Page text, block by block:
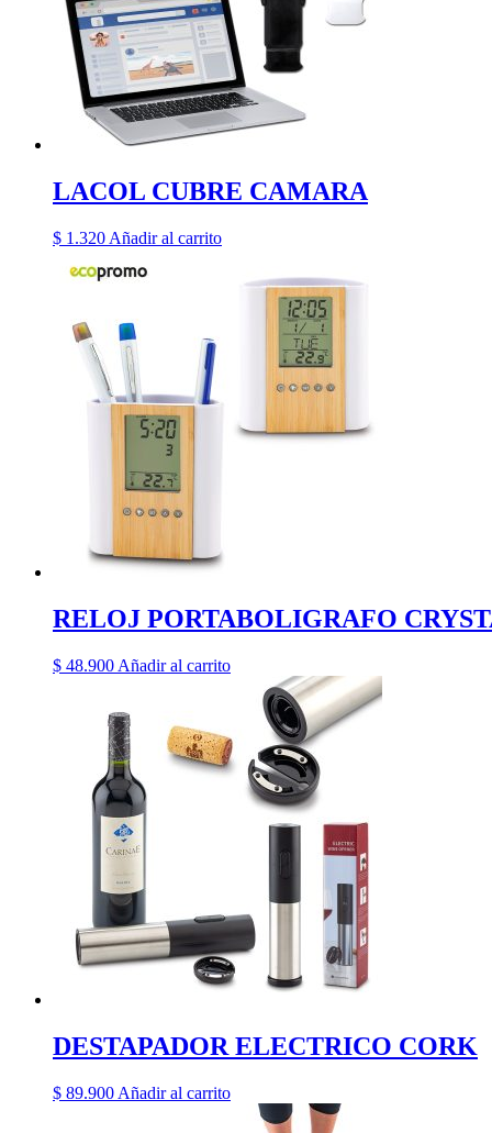
LACOL CUBRE CAMARA
$ 1.320 Añadir al carrito
RELOJ PORTABOLIGRAFO
$ 48.900 Añadir al carrito
DESTAPADOR ELECTRICO CORK
$ 89.900 Añadir al carrito